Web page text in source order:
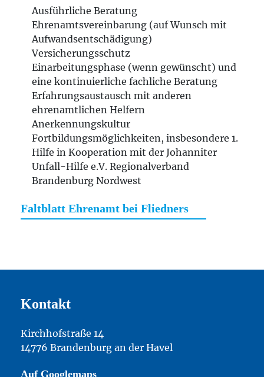
Ausführliche Beratung
Ehrenamtsvereinbarung (auf Wunsch mit
Aufwandsentschädigung)
Versicherungsschutz
Einarbeitungsphase (wenn gewünscht) und
eine kontinuierliche fachliche Beratung
Erfahrungsaustausch mit anderen
ehrenamtlichen Helfern
Anerkennungskultur
Fortbildungsmöglichkeiten, insbesondere 1.
Hilfe in Kooperation mit der Johanniter
Unfall-Hilfe e.V. Regionalverband
Brandenburg Nordwest
Faltblatt Ehrenamt bei Fliedners
Kontakt
Kirchhofstraße 14
14776 Brandenburg an der Havel
Auf Googlemaps